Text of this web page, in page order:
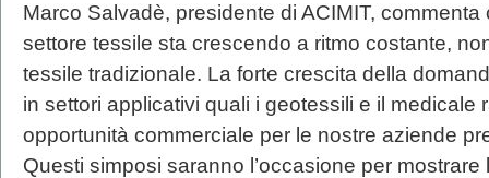
Marco Salvadè, presidente di ACIMIT,
settore tessile sta crescendo a ritmo costante,
tessile tradizionale. La forte crescita della
in settori applicativi quali i geotessili e il medicale
opportunità commerciale per le nostre aziende
Questi simposi saranno l’occasione per mostrare